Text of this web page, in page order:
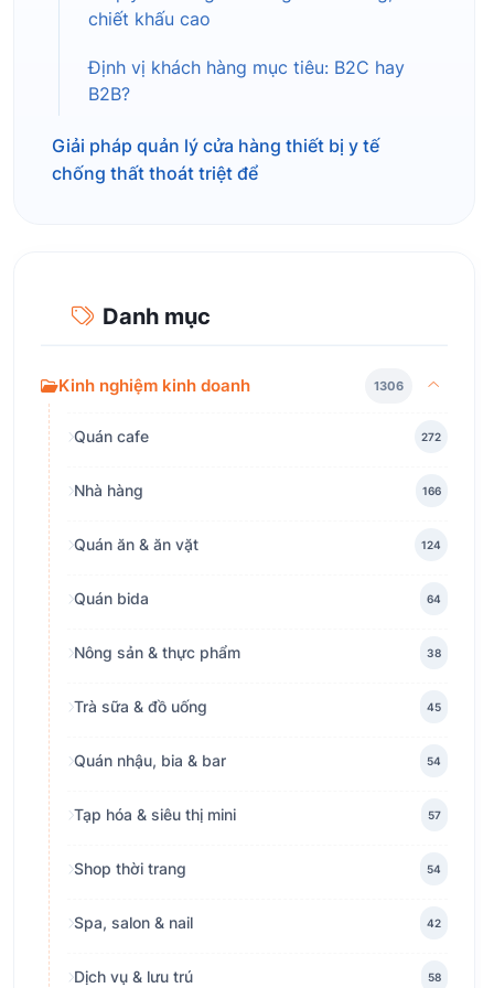
chiết khấu cao
Định vị khách hàng mục tiêu: B2C hay
B2B?
Giải pháp quản lý cửa hàng thiết bị y tế
chống thất thoát triệt để
Danh mục
Kinh nghiệm kinh doanh 1306
Quán cafe 272
Nhà hàng 166
Quán ăn & ăn vặt 124
Quán bida 64
Nông sản & thực phẩm 38
Trà sữa & đồ uống 45
Quán nhậu, bia & bar 54
Tạp hóa & siêu thị mini 57
Shop thời trang 54
Spa, salon & nail 42
Dịch vụ & lưu trú 58